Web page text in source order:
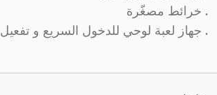
. خرائط مصغّرة
. جهاز لعبة لوحي للدخول السريع و